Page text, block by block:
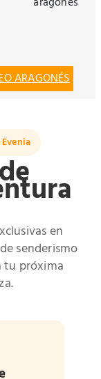
ARAGONÉS
en
senderismo
tu próxima